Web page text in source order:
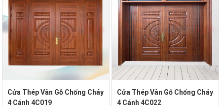
Cửa Thép Vân Gỗ Chống Cháy
4 Cánh 4C019
Cửa Thép Vân Gỗ Chống Cháy
4 Cánh 4C022